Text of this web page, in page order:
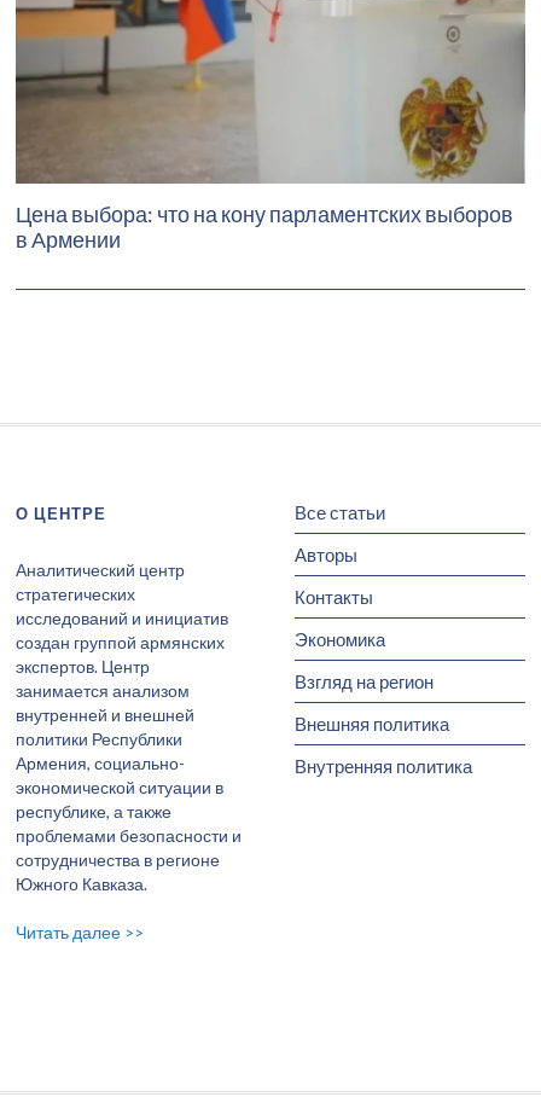
Цена выбора: что на кону парламентских выборов
в Армении
О ЦЕНТРЕ
Аналитический центр
стратегических
исследований и инициатив
создан группой армянских
экспертов. Центр
занимается анализом
внутренней и внешней
политики Республики
Армения, социально-
экономической ситуации в
республике, а также
проблемами безопасности и
сотрудничества в регионе
Южного Кавказа.
Читать далее >>
Все статьи
Авторы
Контакты
Экономика
Взгляд на регион
Внешняя политика
Внутренняя политика